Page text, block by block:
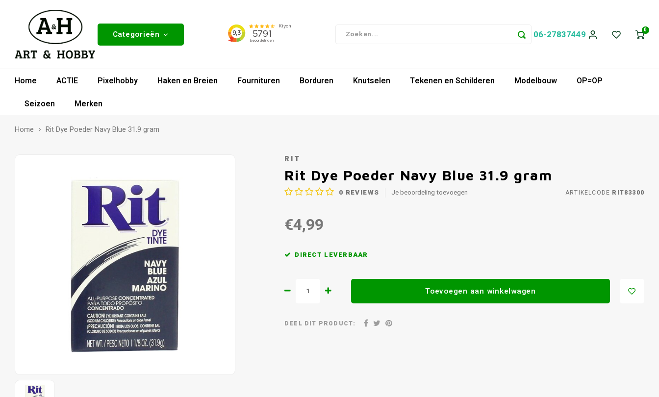
Categorieën 06-27837449 0
Home ACTIE Pixelhobby Haken en Breien Fournituren Borduren Knutselen Tekenen en Schilderen Modelbouw
OP=OP
Seizoen
Merken
Home Rit Dye Poeder Navy Blue 31.9 gram
RIT
Rit Dye Poeder Navy Blue 31.9 gram
0 REVIEWS Je beoordeling toevoegen ARTIKELCODE RIT83300
€4,99
DIRECT LEVERBAAR
Toevoegen aan winkelwagen
DEEL DIT PRODUCT: